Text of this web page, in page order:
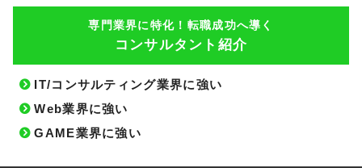
専門業界に特化！転職成功へ導く
コンサルタント紹介
IT/コンサルティング業界に強い
Web業界に強い
GAME業界に強い